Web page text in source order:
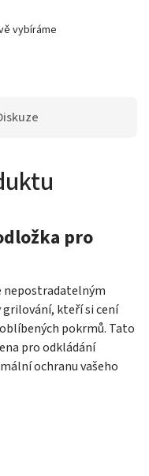
vybíráme
pro
nepostradatelným
kteří si cení
pokrmů. Tato
pro odkládání
ochranu vašeho